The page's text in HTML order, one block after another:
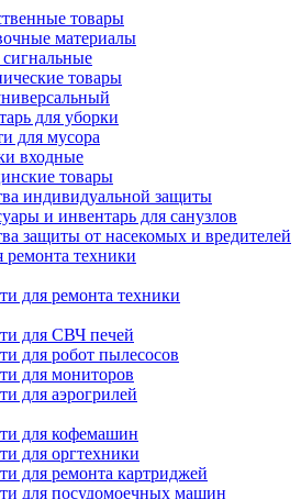
товары
материалы
товары
для уборки
для мусора
входные
товары
индивидуальной защиты
и инвентарь для санузлов
защиты от насекомых и вредителей
ремонта техники
для ремонта техники
для СВЧ печей
для робот пылесосов
для мониторов
для аэрогрилей
для кофемашин
для оргтехники
для ремонта картриджей
для посудомоечных машин